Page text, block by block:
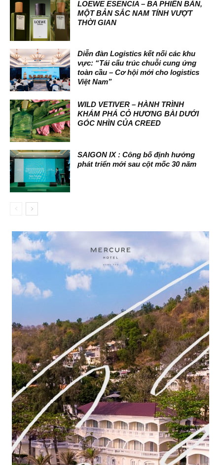
LOEWE ESENCIA – BA PHIÊN BẢN,
MỘT BẢN SẮC NAM TÍNH VƯỢT
THỜI GIAN
Diễn đàn Logistics kết nối các khu
vực: “Tái cấu trúc chuỗi cung ứng
toàn cầu – Cơ hội mới cho logistics
Việt Nam”
WILD VETIVER – HÀNH TRÌNH
KHÁM PHÁ CỎ HƯƠNG BÀI DƯỚI
GÓC NHÌN CỦA CREED
SAIGON IX : Công bố định hướng
phát triển mới sau cột mốc 30 năm